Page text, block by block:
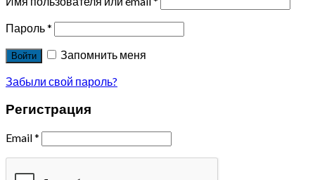
Пароль*
Войти
Запомнить меня
Забыли свой пароль?
Регистрация
Email*